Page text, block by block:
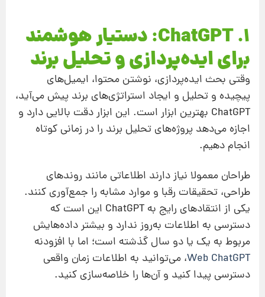
۱. ChatGPT: دستیار هوشمند
برای ایده‌پردازی و تحلیل برند
وقتی بحث ایده‌پردازی، نوشتن محتوا، ایمیل‌های
پیچیده و تحلیل و ایجاد استراتژی‌های برند پیش می‌آید،
ChatGPT بهترین ابزار است. این ابزار دقت بالایی دارد و
اجازه می‌دهد پروژه‌های تحلیل برند را در زمانی کوتاه
انجام دهیم.
طراحان معمولا نیاز دارند اطلاعاتی مانند روندهای
طراحی، تحقیقات رقبا و موارد مشابه را جمع‌آوری کنند.
یکی از انتقادهای رایج به ChatGPT این است که
دسترسی به اطلاعات به‌روز ندارد و بیشتر داده‌هایش
مربوط به یک یا دو سال گذشته است؛ اما با افزودنه
Web ChatGPT، می‌توانید به اطلاعات زمان واقعی
دسترسی پیدا کنید و آن‌ها را خلاصه‌سازی کنید.